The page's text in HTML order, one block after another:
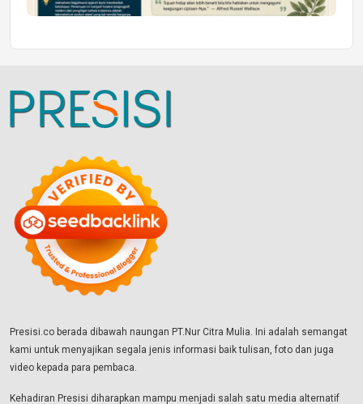
Presisi.co berada dibawah naungan PT.Nur Citra Mulia. Ini adalah semangat
kami untuk menyajikan segala jenis informasi baik tulisan, foto dan juga
video kepada para pembaca.
Kehadiran Presisi diharapkan mampu menjadi salah satu media alternatif